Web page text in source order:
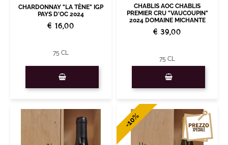
CHARDONNAY "LA TÈNE" IGP
PAYS D'OC 2024
€ 16,00
75 CL
CHABLIS AOC CHABLIS
PREMIER CRU "VAUCOUPIN"
2024 DOMAINE MICHANTE
€ 39,00
75 CL
-10%